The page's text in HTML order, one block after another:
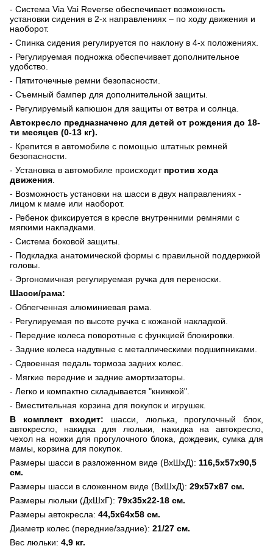
- Система Via Vai Reverse обеспечивает возможность
установки сидения в 2-х направлениях – по ходу движения и
наоборот.
- Спинка сидения регулируется по наклону в 4-х положениях.
- Регулируемая подножка обеспечивает дополнительное
удобство.
- Пятиточечные ремни безопасности.
- Съемный бампер для дополнительной защиты.
- Регулируемый капюшон для защиты от ветра и солнца.
Автокресло предназначено для детей от рождения до 18-
ти месяцев (0-13 кг).
- Крепится в автомобиле с помощью штатных ремней
безопасности.
- Установка в автомобиле происходит против хода
движения
- Возможность установки на шасси в двух направлениях -
лицом к маме или наоборот.
- Ребенок фиксируется в кресле внутренними ремнями с
мягкими накладками.
- Система боковой защиты.
- Подкладка анатомической формы с правильной поддержкой
головы.
- Эргономичная регулируемая ручка для переноски.
Шасси/рама:
- Облегченная алюминиевая рама.
- Регулируемая по высоте ручка с кожаной накладкой.
- Передние колеса поворотные с функцией блокировки.
- Задние колеса надувные с металлическими подшипниками.
- Сдвоенная педаль тормоза задних колес.
- Мягкие передние и задние амортизаторы.
- Легко и компактно складывается "книжкой".
- Вместительная корзина для покупок и игрушек.
В комплект входит: шасси, люлька,
прогулочный блок,
автокресло, накидка для люльки, накидка на автокресло,
чехол на ножки для прогулочного блока, дождевик, сумка для
мамы, корзина для покупок.
Размеры шасси в разложенном виде (ВхШхД): 116,5х57х90,5
см.
Размеры шасси в сложенном виде (ВхШхД): 29х57х87 см.
Размеры люльки (ДхШхГ): 79х35х22-18 см.
Размеры автокресла: 44,5х64х58 см.
Диаметр колес (передние/задние): 21/27 см.
Вес люльки: 4,9 кг.